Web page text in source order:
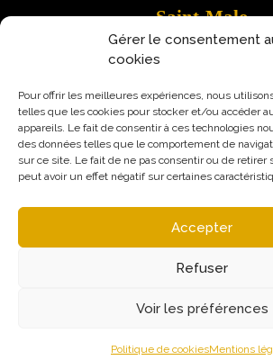
Gérer le consentement
cookies
Pour offrir les meilleures expériences, nous
telles que les cookies pour stocker et/ou accéder
appareils. Le fait de consentir à ces technologies
des données telles que le comportement de
sur ce site. Le fait de ne pas consentir ou de retirer
peut avoir un effet négatif sur certaines
Accepter
Refuser
Voir les préférences
Politique de cookiesMentions
Saint-Malo
9 Rue Robert Schuman
35400 Saint-Malo
Mentions légales Politique de